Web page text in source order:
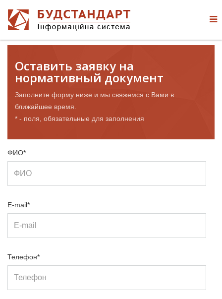
Оставить заявку на
нормативный документ
Заполните форму ниже и мы свяжемся с Вами в
ближайшее время.
* - поля, обязательные для заполнения
ФИО*
E-mail*
Телефон*